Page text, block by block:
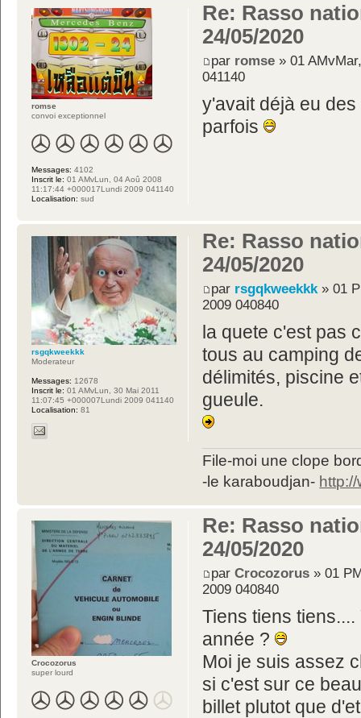
Re: Rasso
24/05/2020
par romse » 01
041140
y'avait déjà eu
parfois
romse
convoi exceptionnel
Messages: 4102
Inscrit le: 01 AMvLun, 04 Aoû 2008
11:17:44 +000017Lundi 2009 041140
Localisation: sud
Re: Rasso
24/05/2020
par rsgqkweekkk » 01
2009 040840
la quete c'est pas
tous au camping
délimités, piscine
gueule.
File-moi une clope
-le karaboudjan-
rsgqkweekkk
Moderateur
Messages: 12678
Inscrit le: 01 AMvLun, 30 Mai 2011
11:07:45 +000007Lundi 2009 041140
Localisation: 81
Re: Rasso
24/05/2020
parCrocozorus » 01
2009 040840
Tiens tiens
année ?
Moi je suis assez
si c'est sur ce
billet plutot que
Crocozorus
super lourd